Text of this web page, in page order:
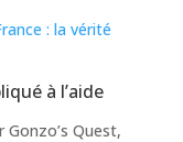
: la vérité
à l’aide
Gonzo’s Quest,